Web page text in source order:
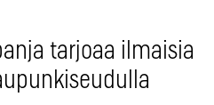
tarjoaa ilmaisia